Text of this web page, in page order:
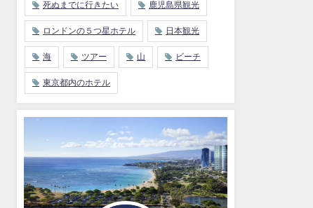
死ぬまでに行きたい 鹿児島県観光
ロンドンの５つ星ホテル 日本観光
海 ツアー 山 ビーチ
東京都内のホテル